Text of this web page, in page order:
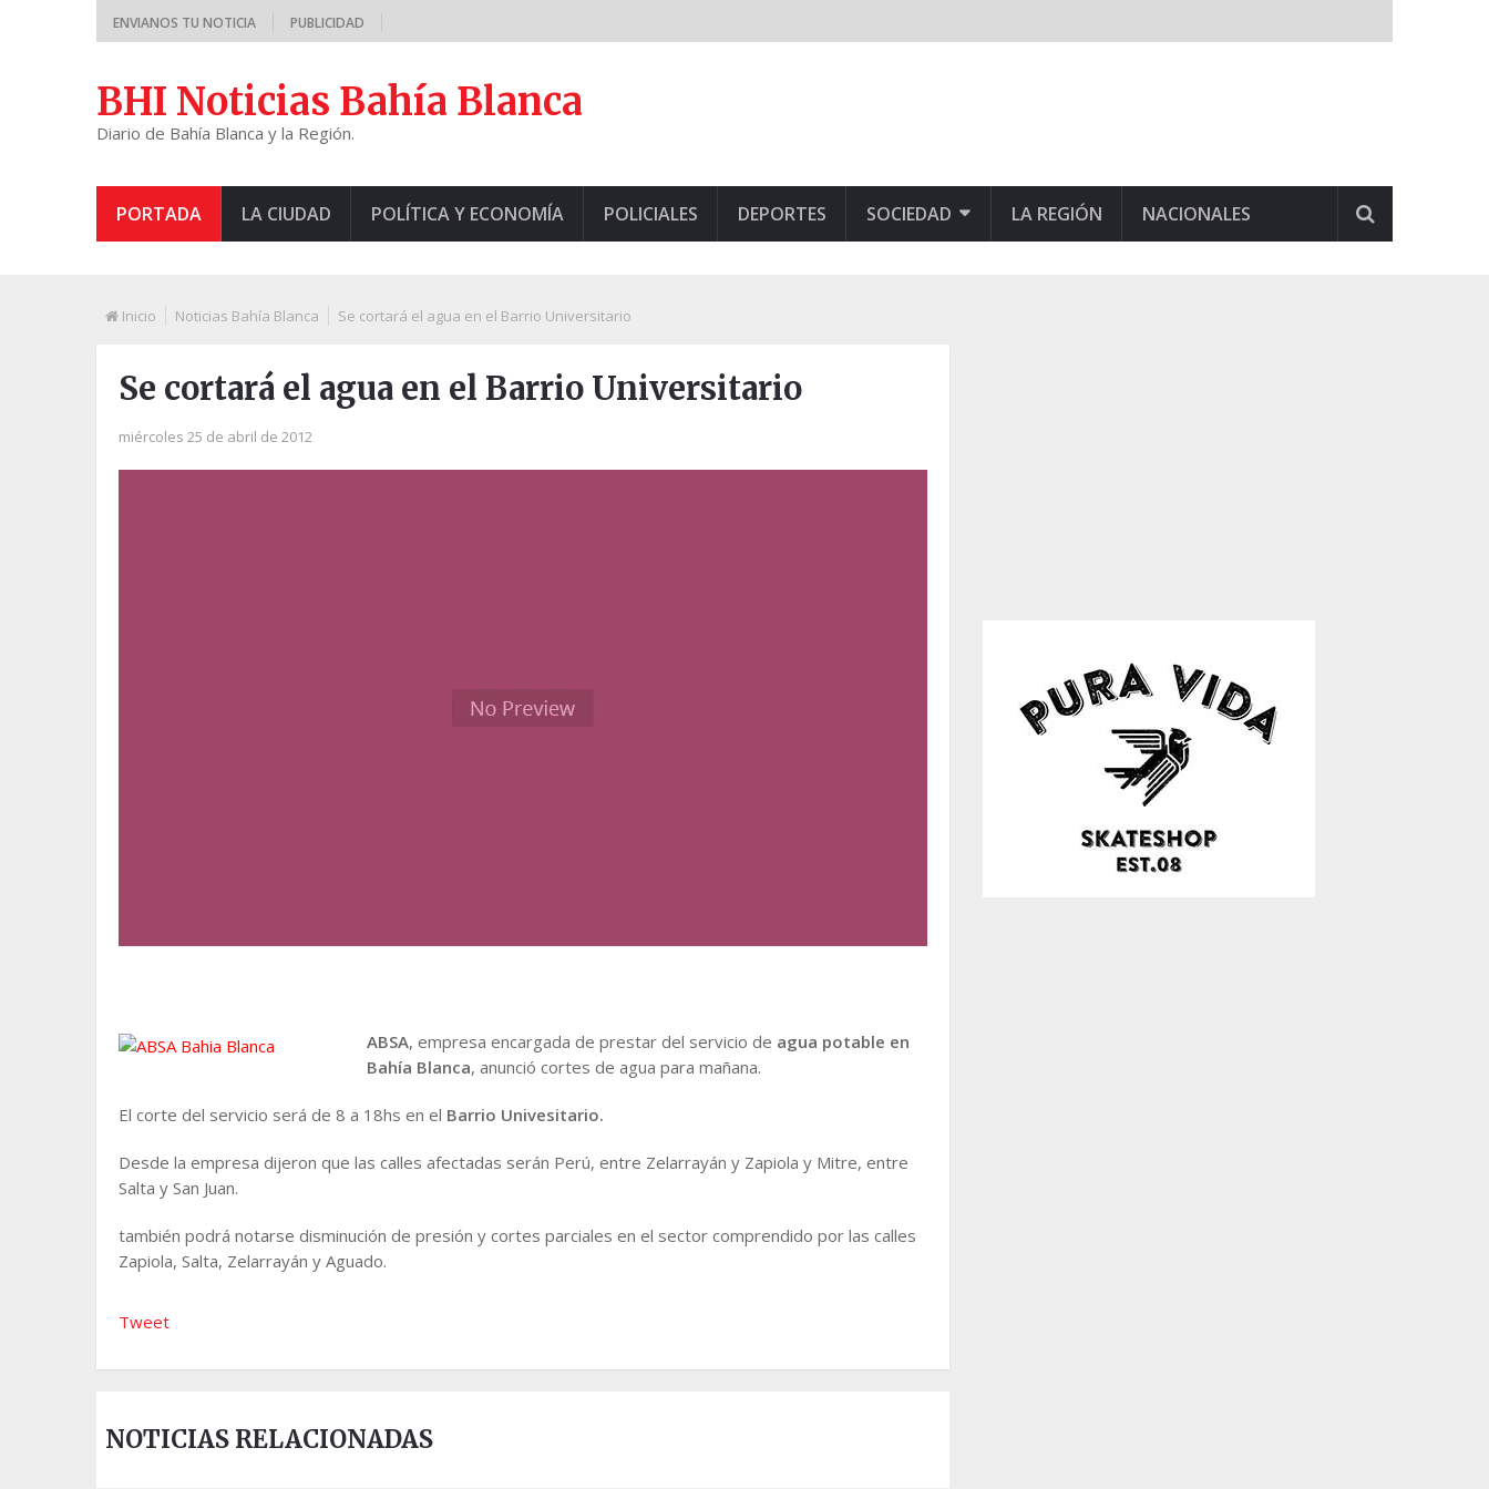
ENVIANOS TU NOTICIA PUBLICIDAD
BHI Noticias Bahía Blanca
Diario de Bahía Blanca y la Región.
PORTADA LA CIUDAD POLÍTICA Y ECONOMÍA POLICIALES DEPORTES SOCIEDAD LA REGIÓN NACIONALES
Inicio Noticias Bahía Blanca Se cortará el agua en el Barrio Universitario
Se cortará el agua en el Barrio Universitario
miércoles 25 de abril de 2012
ABSA, empresa encargada de prestar del servicio de agua potable en
Bahía Blanca, anunció cortes de agua para mañana.
El corte del servicio será de 8 a 18hs en el Barrio Univesitario.
Desde la empresa dijeron que las calles afectadas serán Perú, entre Zelarrayán y Zapiola y Mitre, entre
Salta y San Juan.
también podrá notarse disminución de presión y cortes parciales en el sector comprendido por las calles
Zapiola, Salta, Zelarrayán y Aguado.
Tweet
NOTICIAS RELACIONADAS